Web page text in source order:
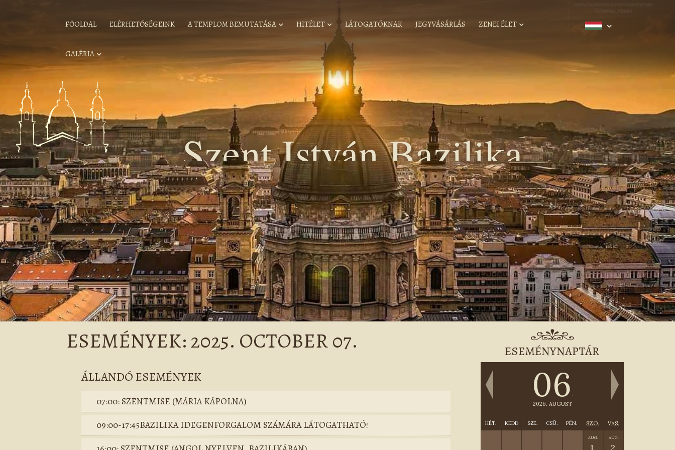
FŐOLDAL ELÉRHETŐSÉGEINK A TEMPLOM BEMUTATÁSA HITÉLET LÁTOGATÓKNAK JEGYVÁSÁRLÁS ZENEI ÉLET
GALÉRIA
Szent István Bazilika
ESEMÉNYEK: 2025. OCTOBER 07.
ÁLLANDÓ ESEMÉNYEK
07:00: SZENTMISE (MÁRIA KÁPOLNA)
09:00-17:45BAZILIKA IDEGENFORGALOM SZÁMÁRA LÁTOGATHATÓ!
ESEMÉNYNAPTÁR
06 .
2026. AUGUST
HÉT. KEDD SZE. CSÜ. PÉN. SZO. VAS.
AUG. AUG.